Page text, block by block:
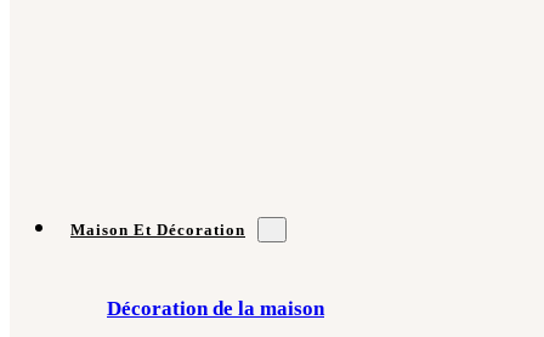
Maison Et Décoration
Décoration de la maison